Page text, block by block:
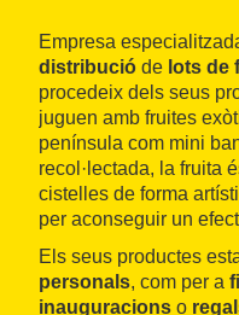
Empresa
distribució de lots de
procedeix dels seus
juguen amb fruites
península com mini
recol·lectada, la fruita
cistelles de forma
per aconseguir un
Els seus productes
personals, com per a
inauguracions o